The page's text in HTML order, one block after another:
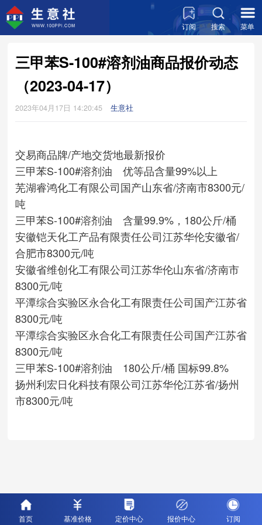
订阅 搜索 菜单
三甲苯S-100#溶剂油商品报价动态
（2023-04-17）
2023年04月17日 14:20:45 生意社
交易商品牌/产地交货地最新报价
三甲苯S-100#溶剂油 优等品含量99%以上
芜湖睿鸿化工有限公司国产山东省/济南市8300元/
吨
三甲苯S-100#溶剂油 含量99.9%，180公斤/桶
安徽铠天化工产品有限责任公司江苏华伦安徽省/
合肥市8300元/吨
安徽省维创化工有限公司江苏华伦山东省/济南市
8300元/吨
平潭综合实验区永合化工有限责任公司国产江苏省
8300元/吨
平潭综合实验区永合化工有限责任公司国产江苏省
8300元/吨
三甲苯S-100#溶剂油 180公斤/桶 国标99.8%
扬州利宏日化科技有限公司江苏华伦江苏省/扬州
市8300元/吨
首页 基准价格 定价中心 报价中心 订阅